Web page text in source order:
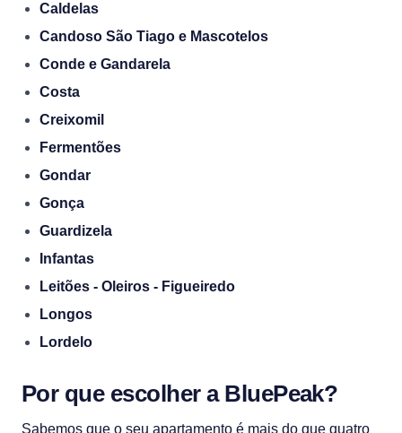
Caldelas
Candoso São Tiago e Mascotelos
Conde e Gandarela
Costa
Creixomil
Fermentões
Gondar
Gonça
Guardizela
Infantas
Leitões - Oleiros - Figueiredo
Longos
Lordelo
Por que escolher a BluePeak?
Sabemos que o seu apartamento é mais do que quatro